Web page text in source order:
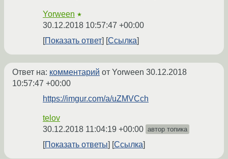
Yorween ★
30.12.2018 10:57:47 +00:00
Показать ответ
Ссылка
Ответ на: комментарий от Yorween 30.12.2018
10:57:47 +00:00
https://imgur.com/a/uZMVCch
telov
30.12.2018 11:04:19 +00:00 автор топика
Показать ответы Ссылка